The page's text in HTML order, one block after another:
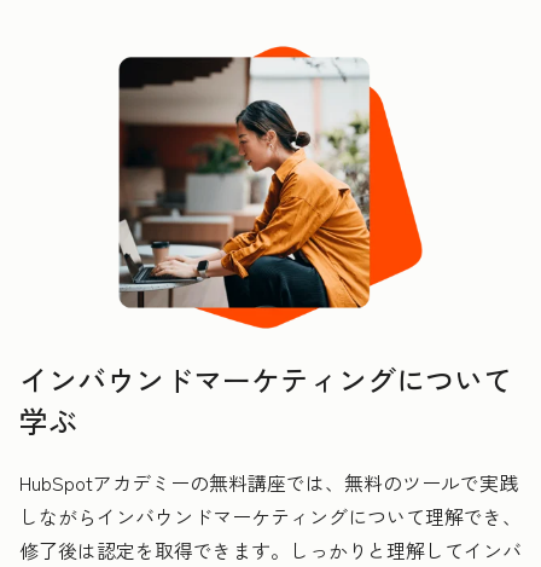
インバウンドマーケティングについて
学ぶ
HubSpotアカデミーの無料講座では、無料のツールで実践
しながらインバウンドマーケティングについて理解でき、
修了後は認定を取得できます。しっかりと理解してインバ